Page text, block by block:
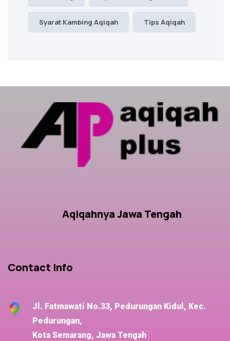
Syarat Kambing Aqiqah Tips Aqiqah
Aqiqahnya Jawa Tengah
Contact Info
Jl. Fatmawati No.33, Pedurungan Kidul, Kec.
Pedurungan,
Kota Semarang, Jawa Tengah